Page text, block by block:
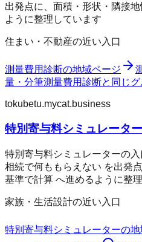
出発点に、面積・形状・隣接
ように整理しています
住まい・不動産の近い入口
測量費用診断の地域ページ
量・分筆測量費用診断と同じ
tokubetu.mycat.business
特別寄与料シミュレーター
特別寄与料シミュレーターの
相続で何ももらえない を出発
基準で計算 へ進めるように整
家族・生活設計の近い入口
特別寄与料シミュレーターの地